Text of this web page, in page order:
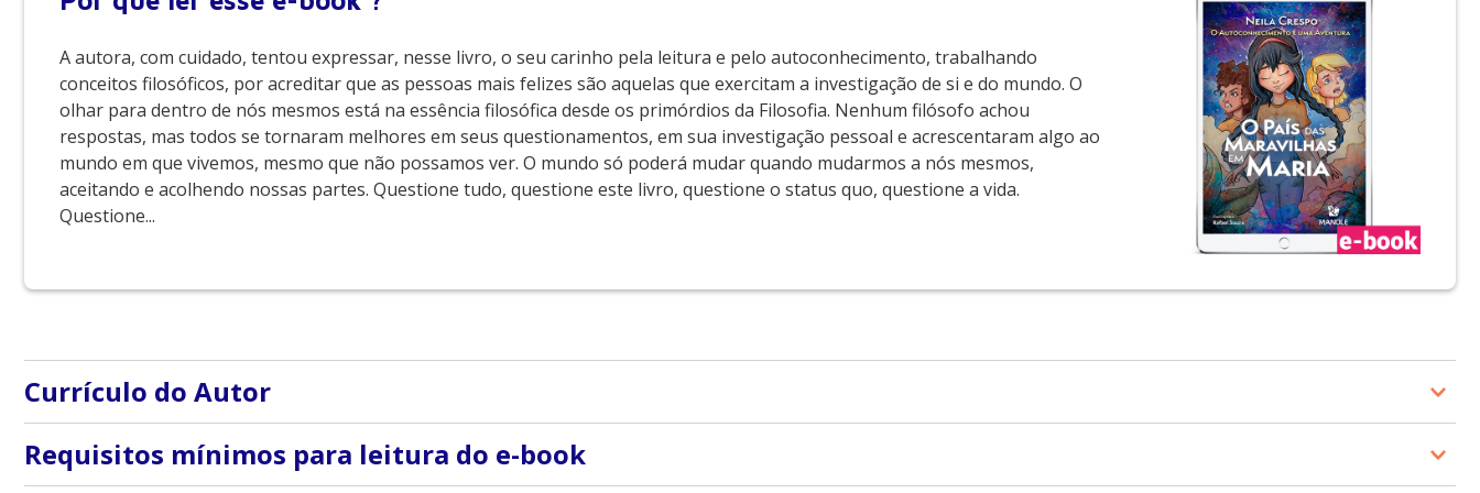
A autora, com cuidado, tentou expressar, nesse livro, o seu carinho pela leitura e pelo autoconhecimento, trabalhando
conceitos filosóficos, por acreditar que as pessoas mais felizes são aquelas que exercitam a investigação de si e do mundo. O
olhar para dentro de nós mesmos está na essência filosófica desde os primórdios da Filosofia. Nenhum filósofo achou
respostas, mas todos se tornaram melhores em seus questionamentos, em sua investigação pessoal e acrescentaram algo ao
mundo em que vivemos, mesmo que não possamos ver. O mundo só poderá mudar quando mudarmos a nós mesmos,
aceitando e acolhendo nossas partes. Questione tudo, questione este livro, questione o status quo, questione a vida.
Questione...
Currículo do Autor
Neila Crespo é jornalista, psicanalista e graduanda em Sociologia. Ao questionar a vida e o status quo, ela não encontrou resposta fechada alguma, mas entendeu que
o questionar é a resposta. @opaisdasmaravilhasemmaria
Requisitos mínimos para leitura do e-book